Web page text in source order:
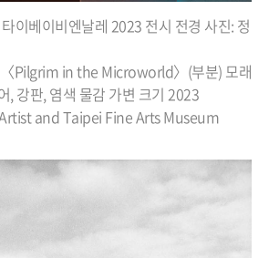
이베이비엔날레 2023 전시 전경 사진: 정
〈Pilgrim in the Microworld〉(부분) 모래
, 강판, 염색 물감 가변 크기 2023
and Taipei Fine Arts Museum